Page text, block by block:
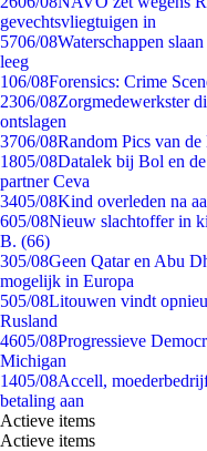
gevechtsvliegtuigen in
5706/08Waterschappen
leeg
106/08Forensics: Crime
2306/08Zorgmedewerkster
ontslagen
3706/08Random Pics van
1805/08Datalek bij Bol en
partner Ceva
3405/08Kind overleden na
605/08Nieuw slachtoffer in
B. (66)
305/08Geen Qatar en Abu
mogelijk in Europa
505/08Litouwen vindt
Rusland
4605/08Progressieve
Michigan
1405/08Accell,
betaling aan
Actieve items
Actieve items